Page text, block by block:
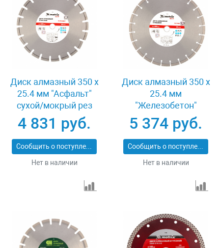
Диск алмазный 350 х
25.4 мм "Асфальт"
сухой/мокрый рез
Pro Matrix 731073
4 831 руб.
Сообщить о поступлении
Нет в наличии
Диск алмазный 350 х
25.4 мм
"Железобетон"
сухой/мокрый рез
Pro Matrix 731103
5 374 руб.
Сообщить о поступлении
Нет в наличии